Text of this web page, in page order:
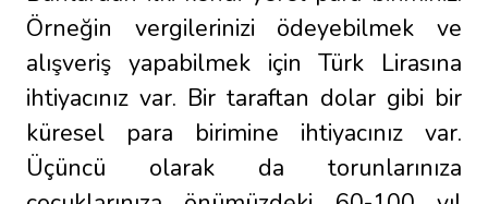
Örneğin vergilerinizi ödeyebilmek ve
alışveriş yapabilmek için Türk Lirasına
ihtiyacınız var. Bir taraftan dolar gibi bir
küresel para birimine ihtiyacınız var.
Üçüncü olarak da torunlarınıza